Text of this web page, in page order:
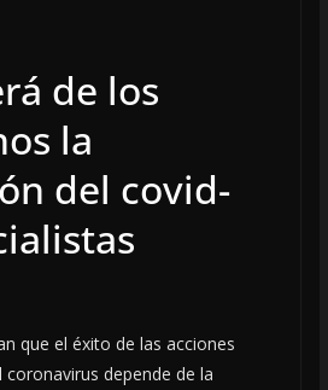
de los
la
del covid-
que el éxito de las acciones
depende de la